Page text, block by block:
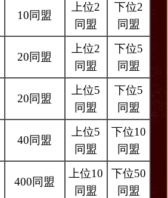
10同盟
上位2
同盟
下位2
同盟
20同盟
上位2
同盟
下位5
同盟
20同盟
上位5
同盟
下位5
同盟
40同盟
上位5
同盟
下位10
同盟
400同盟
上位10
同盟
下位50
同盟